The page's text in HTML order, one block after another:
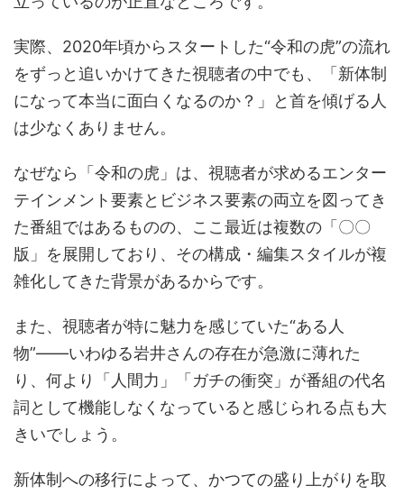
実際、2020年頃からスタートした“令和の虎”の流れ
をずっと追いかけてきた視聴者の中でも、「新体制
になって本当に面白くなるのか？」と首を傾げる人
は少なくありません。
なぜなら「令和の虎」は、視聴者が求めるエンター
テインメント要素とビジネス要素の両立を図ってき
た番組ではあるものの、ここ最近は複数の「〇〇
版」を展開しており、その構成・編集スタイルが複
雑化してきた背景があるからです。
また、視聴者が特に魅力を感じていた“ある人
物”――いわゆる岩井さんの存在が急激に薄れた
り、何より「人間力」「ガチの衝突」が番組の代名
詞として機能しなくなっていると感じられる点も大
きいでしょう。
新体制への移行によって、かつての盛り上がりを取